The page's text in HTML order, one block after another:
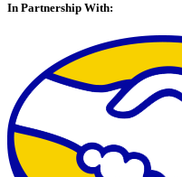
In Partnership With: